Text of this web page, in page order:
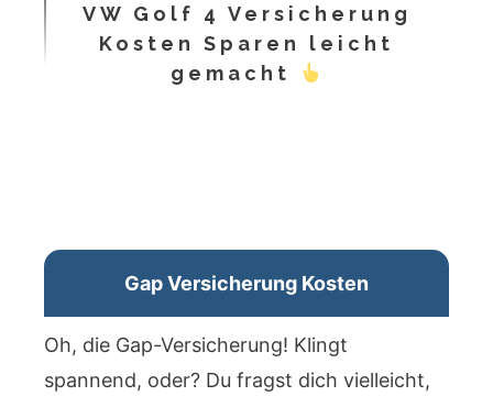
VW Golf 4 Versicherung
Kosten Sparen leicht
gemacht
Gap Versicherung Kosten
Oh, die Gap-Versicherung! Klingt
spannend, oder? Du fragst dich vielleicht,